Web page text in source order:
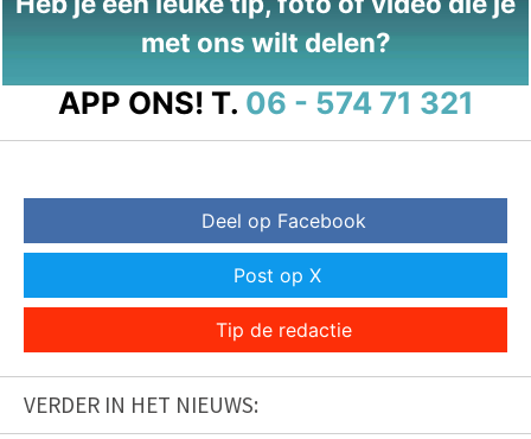
met ons wilt delen?
APP ONS! T. 06 - 574 71 321
Deel op Facebook
Post op X
Tip de redactie
VERDER IN HET NIEUWS: